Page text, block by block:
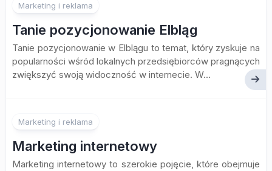
Marketing i reklama
Tanie pozycjonowanie Elbląg
Tanie pozycjonowanie w Elblągu to temat, który zyskuje na
popularności wśród lokalnych przedsiębiorców pragnących
zwiększyć swoją widoczność w internecie. W...
Marketing i reklama
Marketing internetowy
Marketing internetowy to szerokie pojęcie, które obejmuje